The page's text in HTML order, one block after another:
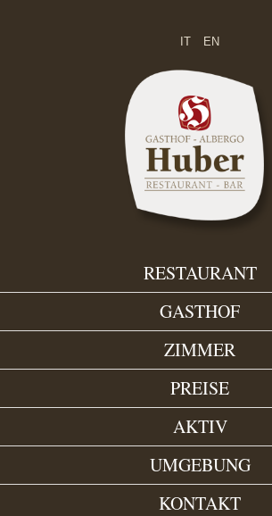
IT EN
RESTAURANT
GASTHOF
ZIMMER
PREISE
AKTIV
UMGEBUNG
KONTAKT